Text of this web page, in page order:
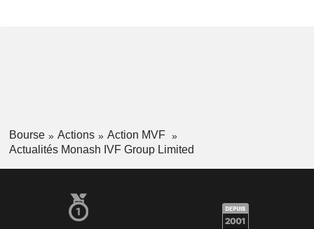
Bourse Actions
Action MVF
Actualités Monash IVF Group Limited